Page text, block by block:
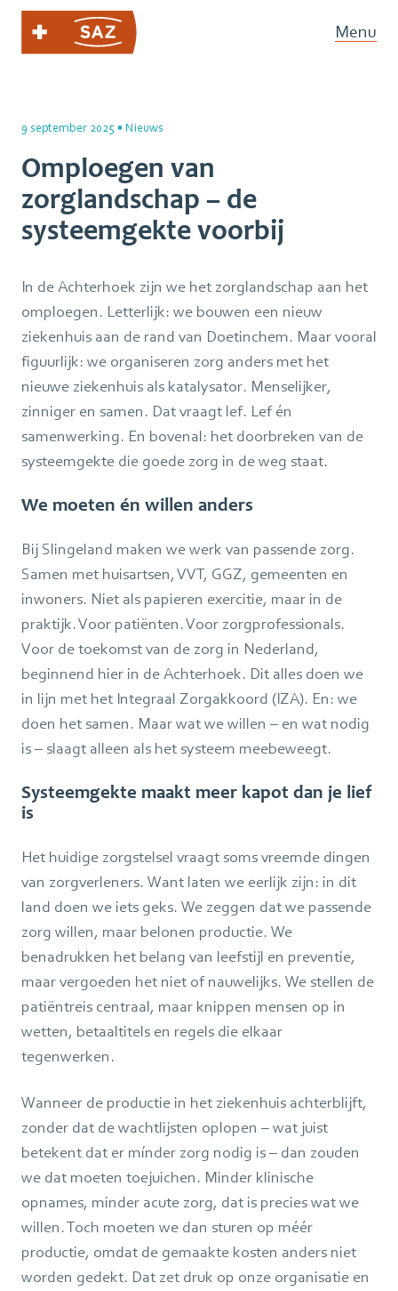
Menu
9 september 2025 • Nieuws
Omploegen van
zorglandschap – de
systeemgekte voorbij
In de Achterhoek zijn we het zorglandschap aan het
omploegen. Letterlijk: we bouwen een nieuw
ziekenhuis aan de rand van Doetinchem. Maar vooral
figuurlijk: we organiseren zorg anders met het
nieuwe ziekenhuis als katalysator. Menselijker,
zinniger en samen. Dat vraagt lef. Lef én
samenwerking. En bovenal: het doorbreken van de
systeemgekte die goede zorg in de weg staat.
We moeten én willen anders
Bij Slingeland maken we werk van passende zorg.
Samen met huisartsen, VVT, GGZ, gemeenten en
inwoners. Niet als papieren exercitie, maar in de
praktijk. Voor patiënten. Voor zorgprofessionals.
Voor de toekomst van de zorg in Nederland,
beginnend hier in de Achterhoek. Dit alles doen we
in lijn met het Integraal Zorgakkoord (IZA). En: we
doen het samen. Maar wat we willen – en wat nodig
is – slaagt alleen als het systeem meebeweegt.
Systeemgekte maakt meer kapot dan je lief
is
Het huidige zorgstelsel vraagt soms vreemde dingen
van zorgverleners. Want laten we eerlijk zijn: in dit
land doen we iets geks. We zeggen dat we passende
zorg willen, maar belonen productie. We
benadrukken het belang van leefstijl en preventie,
maar vergoeden het niet of nauwelijks. We stellen de
patiëntreis centraal, maar knippen mensen op in
wetten, betaaltitels en regels die elkaar
tegenwerken.
Wanneer de productie in het ziekenhuis achterblijft,
zonder dat de wachtlijsten oplopen – wat juist
betekent dat er mínder zorg nodig is – dan zouden
we dat moeten toejuichen. Minder klinische
opnames, minder acute zorg, dat is precies wat we
willen. Toch moeten we dan sturen op méér
productie, omdat de gemaakte kosten anders niet
worden gedekt. Dat zet druk op onze organisatie en